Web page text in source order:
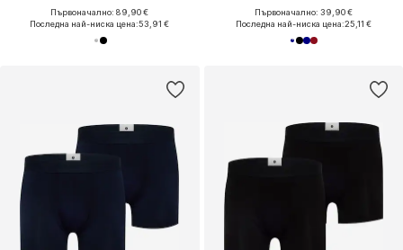
Първоначално: 89,90 €
Последна най-ниска цена:53,91 €
Първоначално: 39,90 €
Последна най-ниска цена:25,11 €